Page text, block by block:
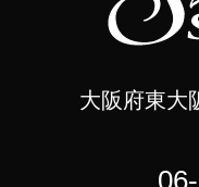
大阪府東大